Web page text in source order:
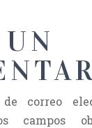
correo
campos